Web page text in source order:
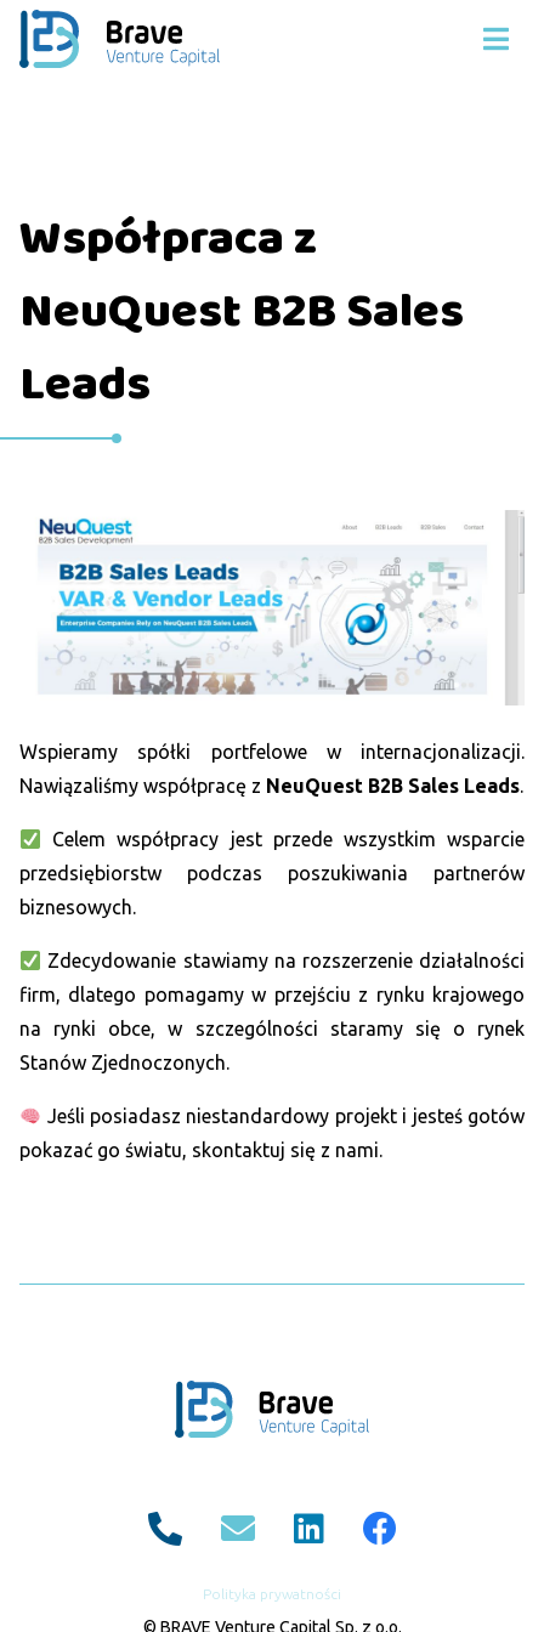
Współpraca z
NeuQuest B2B Sales
Leads
Wspieramy spółki portfelowe w internacjonalizacji.
Nawiązaliśmy współpracę z NeuQuest B2B Sales Leads.
Celem współpracy jest przede wszystkim wsparcie
przedsiębiorstw podczas poszukiwania partnerów
biznesowych.
Zdecydowanie stawiamy na rozszerzenie działalności
firm, dlatego pomagamy w przejściu z rynku krajowego
na rynki obce, w szczególności staramy się o rynek
Stanów Zjednoczonych.
Jeśli posiadasz niestandardowy projekt i jesteś gotów
pokazać go światu, skontaktuj się z nami.
Polityka prywatności
© BRAVE Venture Capital Sp. z o.o.